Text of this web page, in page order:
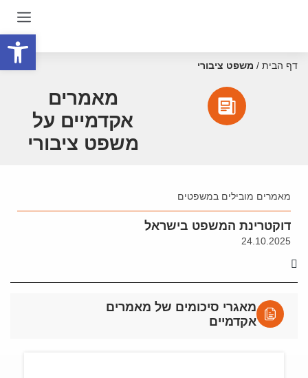
פתח
דף הבית / משפט ציבורי
מאמרים
אקדמיים על
משפט ציבורי
מאמרים מובילים במשפטים
דוקטרינת המשפט בישראל
24.10.2025
מאגרי סיכומים של מאמרים
אקדמיים